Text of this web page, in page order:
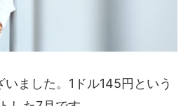
ました。1ドル145円という